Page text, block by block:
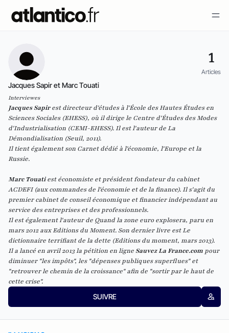
1
Articles
Jacques Sapir et Marc Touati
Interviewes
Jacques Sapirest directeur d'études à l'École des Hautes Études en
Sciences Sociales (EHESS), où il dirige le Centre d'Études des Modes
d'Industrialisation (CEMI-EHESS). Il est l'auteur de La
Démondialisation (Seuil, 2011).
Il tient également son Carnet dédié à l'économie, l'Europe et la
Russie.
Marc Touatiest économiste et président fondateur du cabinet
ACDEFI (aux commandes de l'économie et de la finance). Il s'agit du
premier cabinet de conseil économique et financier indépendant au
service des entreprises et des professionnels.
Il est également l'auteur de Quand la zone euro explosera, paru en
mars 2012 aux Editions du Moment. Son dernier livre est Le
dictionnaire terrifiant de la dette (Editions du moment, mars 2013).
Il a lancé en avril 2013 la pétition en ligneSauvez La France.com pour
diminuer "les impôts", les "dépenses publiques superflues" et
"retrouver le chemin de la croissance" afin de "sortir par le haut de
cette crise".
SUIVRE